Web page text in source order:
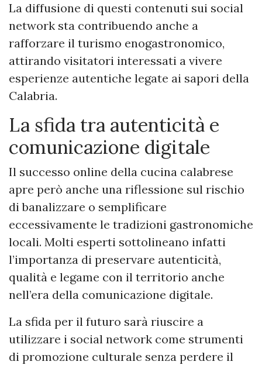
La diffusione di questi contenuti sui social
network sta contribuendo anche a
rafforzare il turismo enogastronomico,
attirando visitatori interessati a vivere
esperienze autentiche legate ai sapori della
Calabria.
La sfida tra autenticità e
comunicazione digitale
Il successo online della cucina calabrese
apre però anche una riflessione sul rischio
di banalizzare o semplificare
eccessivamente le tradizioni gastronomiche
locali. Molti esperti sottolineano infatti
l’importanza di preservare autenticità,
qualità e legame con il territorio anche
nell’era della comunicazione digitale.
La sfida per il futuro sarà riuscire a
utilizzare i social network come strumenti
di promozione culturale senza perdere il